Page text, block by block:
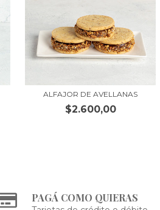
ALFAJOR DE AVELLANAS
$2.600,00
PAGÁ COMO QUIERAS